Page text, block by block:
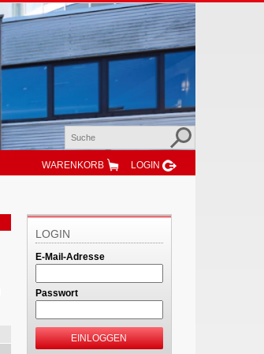
WARENKORB LOGIN
LOGIN
E-Mail-Adresse
Passwort
EINLOGGEN